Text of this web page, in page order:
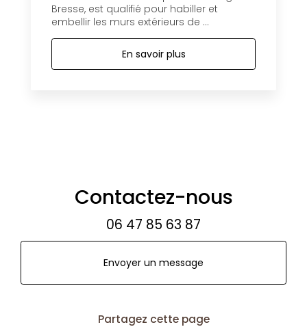
Bresse, est qualifié pour habiller et
embellir les murs extérieurs de ...
En savoir plus
Contactez-nous
06 47 85 63 87
Envoyer un message
Partagez cette page